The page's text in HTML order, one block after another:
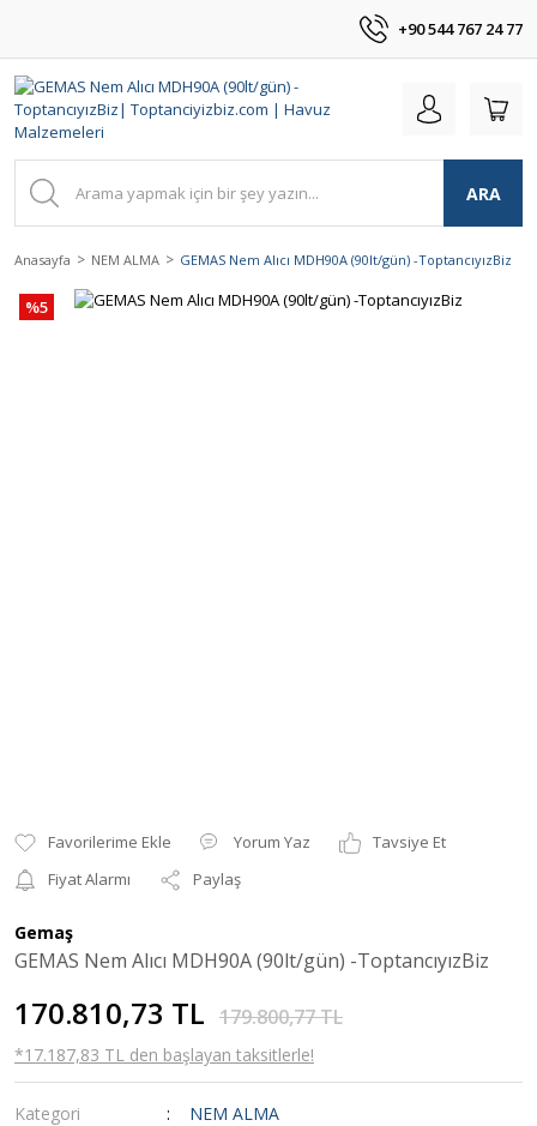
+90 544 767 24 77
ARA
Anasayfa NEM ALMA GEMAS Nem Alıcı MDH90A (90lt/gün) -ToptancıyızBiz
%5
Yorum Yaz
Tavsiye Et
Fiyat Alarmı
Paylaş
Gemaş
GEMAS Nem Alıcı MDH90A (90lt/gün) -ToptancıyızBiz
170.810,73 TL 179.800,77 TL
*17.187,83 TL den başlayan taksitlerle!
Kategori
NEM ALMA